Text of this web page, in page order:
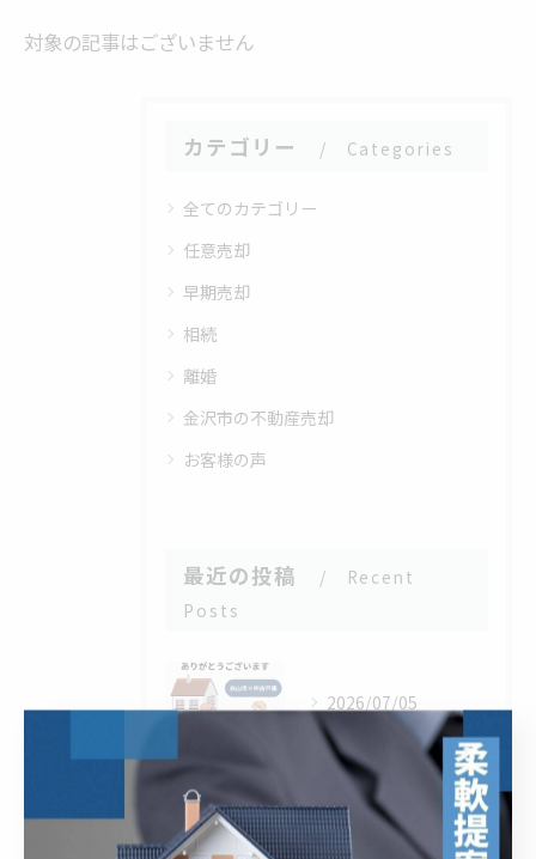
対象の記事はございません
カテゴリー Categories
全てのカテゴリー
任意売却
早期売却
相続
離婚
金沢市の不動産売却
お客様の声
最近の投稿
Recent
Posts
2026/07/05
美川和波町の中古戸建の査定依頼、ありがとうございます！
2026/05/02